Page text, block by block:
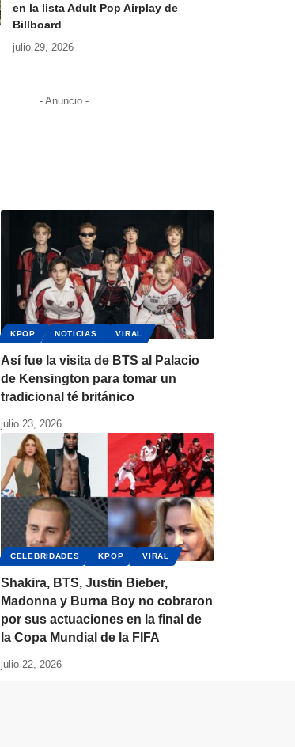
en la lista Adult Pop Airplay de
Billboard
julio 29, 2026
- Anuncio -
KPOP NOTICIAS VIRAL
Así fue la visita de BTS al Palacio
de Kensington para tomar un
tradicional té británico
julio 23, 2026
CELEBRIDADES KPOP VIRAL
Shakira, BTS, Justin Bieber,
Madonna y Burna Boy no cobraron
por sus actuaciones en la final de
la Copa Mundial de la FIFA
julio 22, 2026